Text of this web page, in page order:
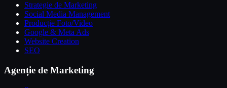
Strategie de Marketing
Social Media Management
Producție Foto/Video
Google & Meta Ads
Website Creation
SEO
Agenție de Marketing